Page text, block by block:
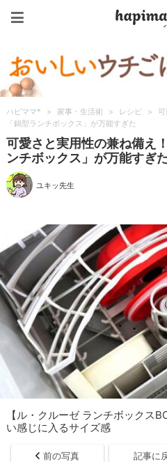
ハピママ* > 家事・生活術 > レシピ >
「鍋型ランチボックス」が万能すぎた
可愛さと実用性の兼ね備え
ンチボックス」が万能すぎ
ユキッ先生
【ル・クルーゼ ランチボックス
い感じに入るサイズ感
前の写真 記事に